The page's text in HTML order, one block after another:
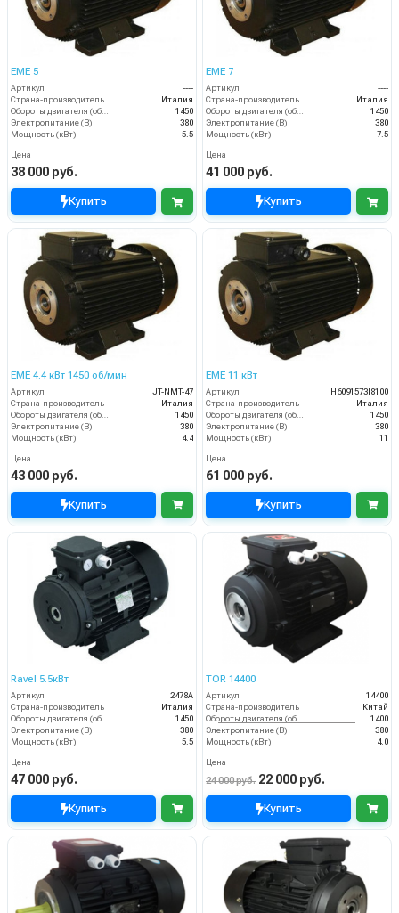
EME 5
Артикул
----
Страна-производитель
Италия
Обороты двигателя (об/мин)
1450
Электропитание (В)
380
Мощность (кВт)
5.5
Цена
38 000 руб.
Купить
EME 7
Артикул
----
Страна-производитель
Италия
Обороты двигателя (об/мин)
1450
Электропитание (В)
380
Мощность (кВт)
7.5
Цена
41 000 руб.
Купить
EME 4.4 кВт 1450 об/мин
Артикул
JT-NMT-47
Страна-производитель
Италия
1450
Электропитание (В)
380
Мощность (кВт)
4.4
Цена
43 000 руб.
Купить
EME 11 кВт
Артикул
H6091573I8100
Страна-производитель
Италия
1450
Электропитание (В)
380
Мощность (кВт)
11
Цена
61 000 руб.
Купить
Ravel 5.5кВт
Артикул
2478А
Страна-производитель
Италия
1450
Электропитание (В)
380
Мощность (кВт)
5.5
Цена
47 000 руб.
Купить
TOR 14400
Артикул
14400
Страна-производитель
Китай
1400
Электропитание (В)
380
Мощность (кВт)
4.0
Цена
24 000 руб. 22 000 руб.
Купить